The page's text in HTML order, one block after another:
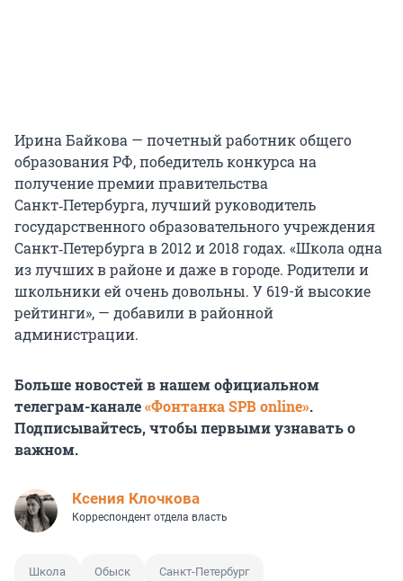
Ирина Байкова — почетный работник общего
образования РФ, победитель конкурса на
получение премии правительства
Санкт‑Петербурга, лучший руководитель
государственного образовательного учреждения
Санкт‑Петербурга в 2012 и 2018 годах. «Школа одна
из лучших в районе и даже в городе. Родители и
школьники ей очень довольны. У 619-й высокие
рейтинги», — добавили в районной
администрации.
Больше новостей в нашем официальном
телеграм-канале«Фонтанка SPB online».
Подписывайтесь, чтобы первыми узнавать о
важном.
Ксения Клочкова
Корреспондент отдела власть
Школа Обыск Санкт-Петербург